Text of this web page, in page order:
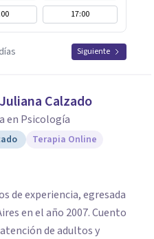
17:00
Siguiente
Calzado
en Psicología
Terapia Online
de experiencia, egresada
en el año 2007. Cuento
de adultos y